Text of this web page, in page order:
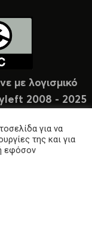
με λογισμικό
2008 - 2025
για να
της και για
εφόσον